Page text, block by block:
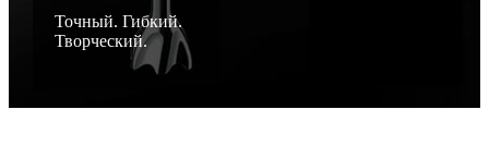
Точный. Гибкий.
Творческий.